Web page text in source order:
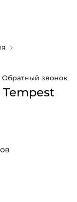
Обратный звонок
Tempest